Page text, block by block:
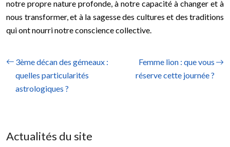
notre propre nature profonde, à notre capacité à changer et à
nous transformer, et à la sagesse des cultures et des traditions
qui ont nourri notre conscience collective.
3ème décan des gémeaux :
quelles particularités
astrologiques ?
Femme lion : que vous
réserve cette journée ?
Actualités du site